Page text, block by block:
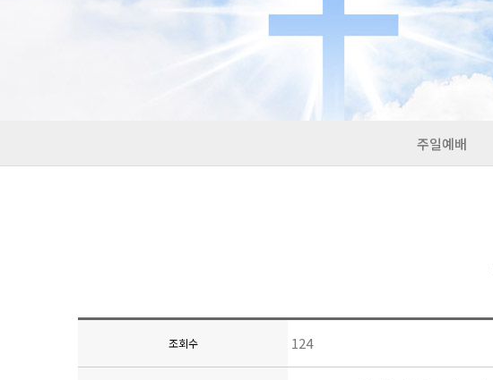
주일예배
조회수 124